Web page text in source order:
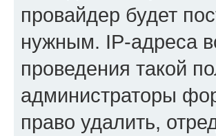
провайдер будет
нужным. IP-адреса
проведения такой
администраторы
право удалить,